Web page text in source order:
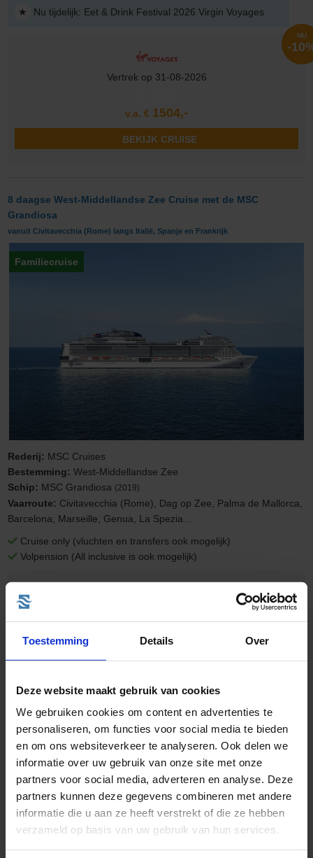
Toestemming Details Over
Deze website maakt gebruik van cookies
We gebruiken cookies om content en advertenties te
personaliseren, om functies voor social media te bieden
en om ons websiteverkeer te analyseren. Ook delen we
informatie over uw gebruik van onze site met onze
partners voor social media, adverteren en analyse. Deze
partners kunnen deze gegevens combineren met andere
informatie die u aan ze heeft verstrekt of die ze hebben
verzameld op basis van uw gebruik van hun services.
★ Nu tijdelijk: Eet & Drink Festival 2026 Virgin Voyages
NU
-
Vertrek op 31-08-2026
v.a. € 1504,-
BEKIJK CRUISE
8 daagse West-Middellandse Zee Cruise met de MSC
Grandiosa
vanuit Civitavecchia (Rome) langs Italië, Spanje en Frankrijk
Familiecruise
Rederij: MSC Cruises
Bestemming:West-Middellandse Zee
Schip: MSC Grandiosa (2019)
Vaarroute: Civitavecchia (Rome), Dag op Zee, Palma de Mallorca,
Barcelona, Marseille, Genua, La Spezia...
Cruise only (vluchten en transfers ook mogelijk)
Volpension (All inclusive is ook mogelijk)
975,-
BEKIJK CRUISE
11 daagse Oost-Middellandse Zee Cruise met de Norwegian
Viva
vanuit Civitavecchia (Rome) langs Italië, Griekenland en Turkije
Familiecruise